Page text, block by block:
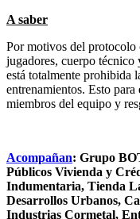
A saber
Por motivos del protocolo
jugadores, cuerpo técnico
está totalmente prohibida
entrenamientos. Esto
miembros del equipo y
Acompañan: Grupo
Públicos Vivienda y
Indumentaria, Tienda
Desarrollos Urbanos,
Industrias Cormetal,